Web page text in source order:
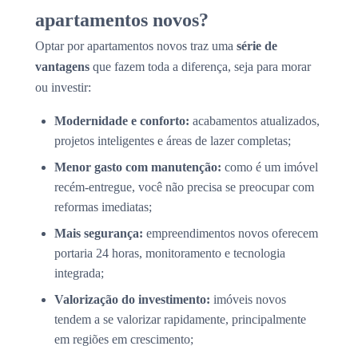
apartamentos novos?
Optar por apartamentos novos traz uma série de
vantagens que fazem toda a diferença, seja para morar
ou investir:
Modernidade e conforto: acabamentos atualizados,
projetos inteligentes e áreas de lazer completas;
Menor gasto com manutenção: como é um imóvel
recém-entregue, você não precisa se preocupar com
reformas imediatas;
Mais segurança: empreendimentos novos oferecem
portaria 24 horas, monitoramento e tecnologia
integrada;
Valorização do investimento: imóveis novos
tendem a se valorizar rapidamente, principalmente
em regiões em crescimento;